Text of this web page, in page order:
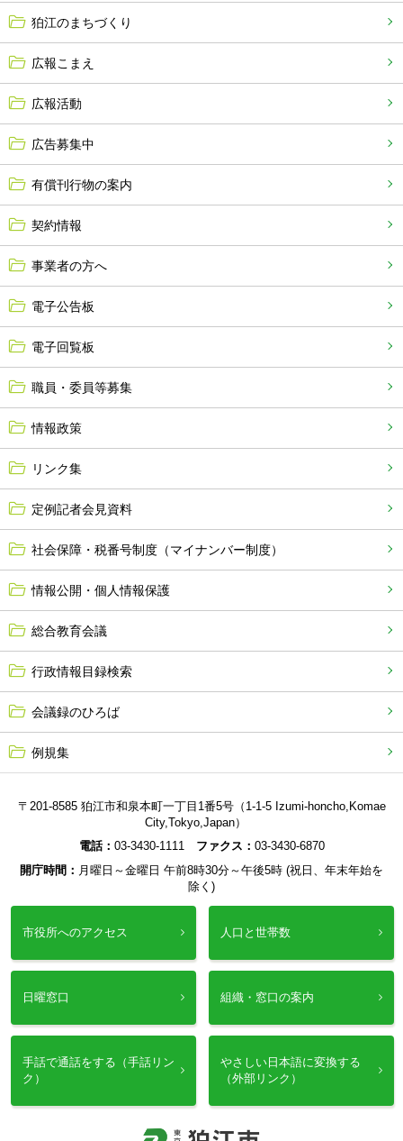
狛江のまちづくり
広報こまえ
広報活動
広告募集中
有償刊行物の案内
契約情報
事業者の方へ
電子公告板
電子回覧板
職員・委員等募集
情報政策
リンク集
定例記者会見資料
社会保障・税番号制度（マイナンバー制度）
情報公開・個人情報保護
総合教育会議
行政情報目録検索
会議録のひろば
例規集
〒201-8585 狛江市和泉本町一丁目1番5号（1-1-5 Izumi-honcho,Komae
City,Tokyo,Japan）
電話： 03-3430-1111 ファクス： 03-3430-6870
開庁時間： 月曜日～金曜日 午前8時30分～午後5時 (祝日、年末年始を
除く)
市役所へのアクセス 人口と世帯数
日曜窓口 組織・窓口の案内
手話で通話をする（手話リン
ク）
やさしい日本語に変換する
（外部リンク）